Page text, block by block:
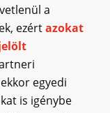
a
ezértazokat
egyedi
is igénybe